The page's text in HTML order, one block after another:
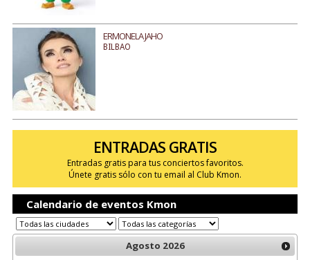
ERMONELA JAHO
BILBAO
ENTRADAS GRATIS
Entradas gratis para tus conciertos favoritos.
Únete gratis sólo con tu email al Club Kmon.
Calendario de eventos Kmon
Agosto 2026